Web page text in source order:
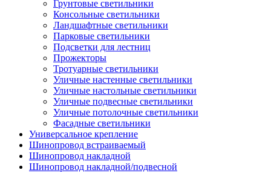
Грунтовые светильники
Консольные светильники
Ландшафтные светильники
Парковые светильники
Подсветки для лестниц
Прожекторы
Тротуарные светильники
Уличные настенные светильники
Уличные настольные светильники
Уличные подвесные светильники
Уличные потолочные светильники
Фасадные светильники
Универсальное крепление
Шинопровод встраиваемый
Шинопровод накладной
Шинопровод накладной/подвесной